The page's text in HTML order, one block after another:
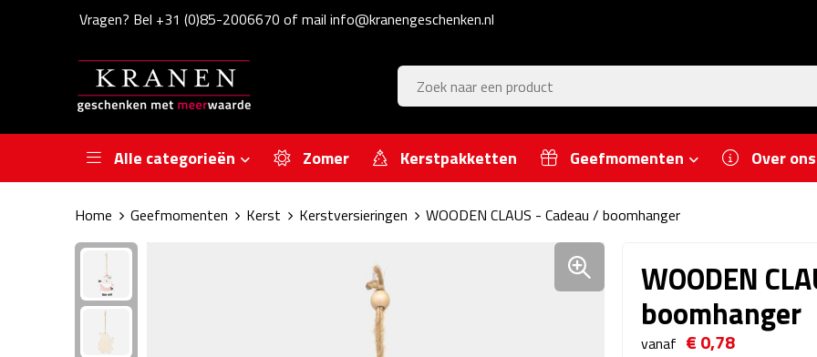
Vragen? Bel +31 (0)85-2006670 of mail info@kranengeschenken.nl
Alle categorieën Zomer Kerstpakketten Geefmomenten Over ons
Home Geefmomenten Kerst Kerstversieringen WOODEN CLAUS - Cadeau / boomhanger
WOODEN
boomhanger
vanaf € 0,78